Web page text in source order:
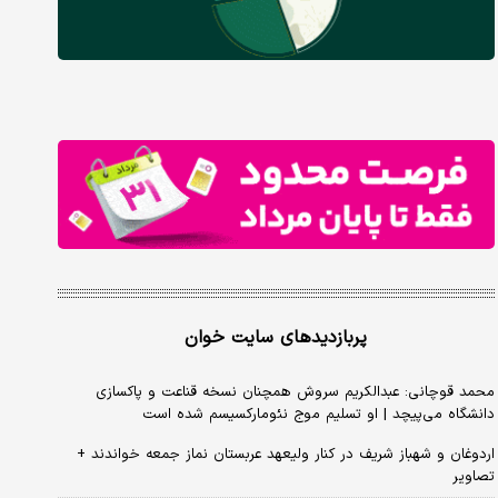
پربازدیدهای سایت خوان
محمد قوچانی: عبدالکریم سروش همچنان نسخه قناعت و پاکسازی
دانشگاه می‌پیچد | او تسلیم موج نئومارکسیسم شده است
اردوغان و شهباز شریف در کنار ولیعهد عربستان نماز جمعه خواندند +
تصاویر